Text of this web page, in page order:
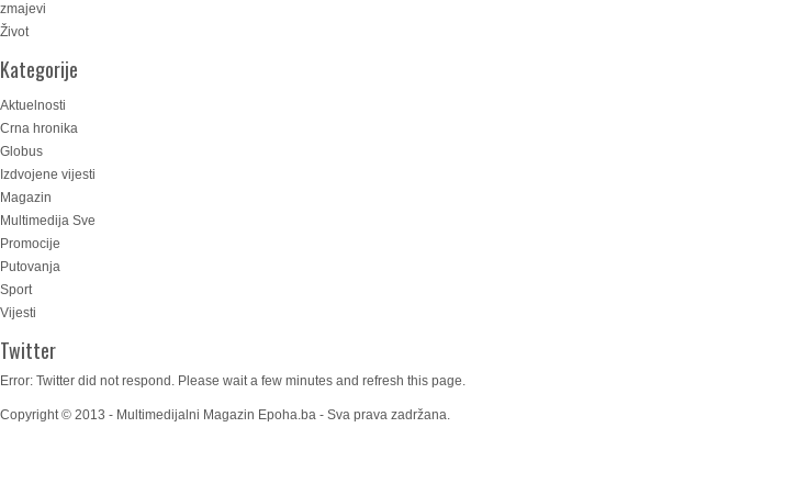
zmajevi
Život
Kategorije
Aktuelnosti
Crna hronika
Globus
Izdvojene vijesti
Magazin
Multimedija Sve
Promocije
Putovanja
Sport
Vijesti
Twitter
Error: Twitter did not respond. Please wait a few minutes and refresh this page.
Copyright © 2013 - Multimedijalni Magazin Epoha.ba - Sva prava zadržana.